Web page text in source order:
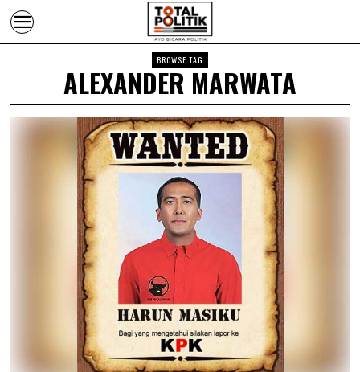
BROWSE TAG
ALEXANDER MARWATA